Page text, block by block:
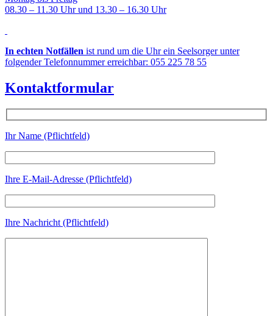
08.30 – 11.30 Uhr und 13.30 – 16.30 Uhr
In echten Notfällen ist rund um die Uhr ein Seelsorger unter
folgender Telefonnummer erreichbar: 055 225 78 55
Kontaktformular
Ihr Name (Pflichtfeld)
Ihre E-Mail-Adresse (Pflichtfeld)
Ihre Nachricht (Pflichtfeld)